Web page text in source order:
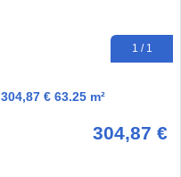
1 / 1
€ 63.25 m²
304,87 €